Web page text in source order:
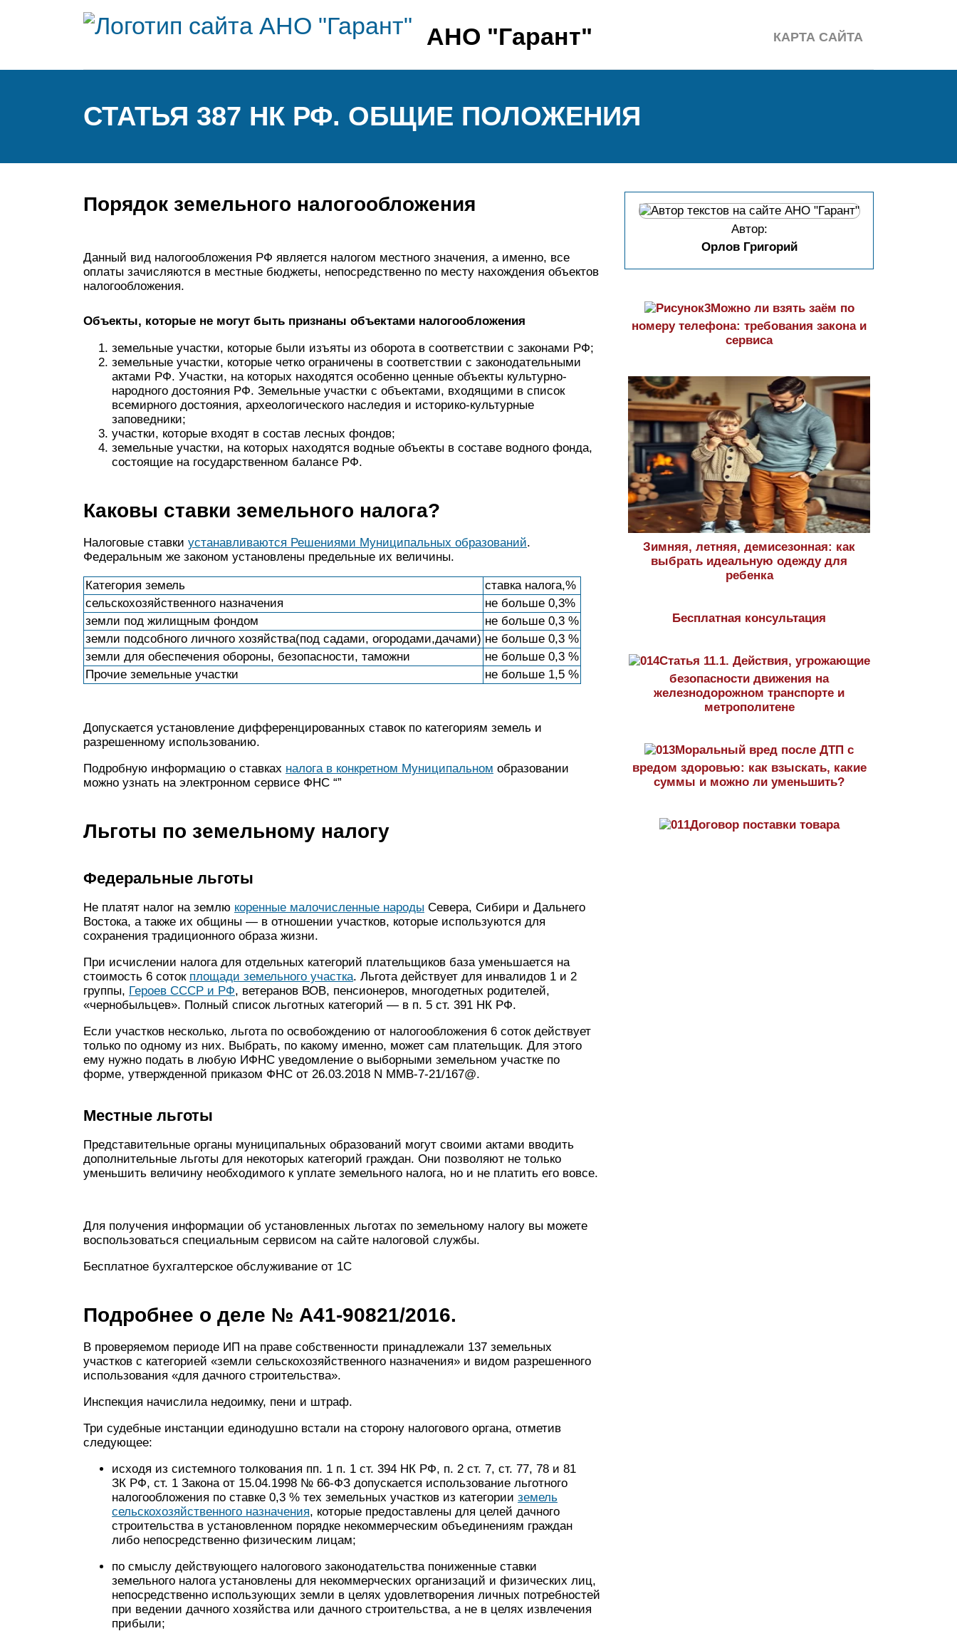
АНО "Гарант" КАРТА САЙТА
СТАТЬЯ 387 НК РФ. ОБЩИЕ ПОЛОЖЕНИЯ
Порядок земельного налогообложения
Данный вид налогообложения РФ является налогом местного значения, а именно, все
оплаты зачисляются в местные бюджеты, непосредственно по месту нахождения объектов
налогообложения.
Объекты, которые не могут быть признаны объектами налогообложения
земельные участки, которые были изъяты из оборота в соответствии с законами РФ;
земельные участки, которые четко ограничены в соответствии с законодательными
актами РФ. Участки, на которых находятся особенно ценные объекты культурно-
народного достояния РФ. Земельные участки с объектами, входящими в список
всемирного достояния, археологического наследия и историко-культурные
заповедники;
участки, которые входят в состав лесных фондов;
земельные участки, на которых находятся водные объекты в составе водного фонда,
состоящие на государственном балансе РФ.
Каковы ставки земельного налога?
Налоговые ставки устанавливаются Решениями Муниципальных образований.
Федеральным же законом установлены предельные их величины.
Категория земель
ставка налога,%
сельскохозяйственного назначения
не больше 0,3%
земли под жилищным фондом
не больше 0,3 %
земли подсобного личного хозяйства(под садами, огородами,дачами) не больше 0,3 %
земли для обеспечения обороны, безопасности, таможни
не больше 0,3 %
Прочие земельные участки
не больше 1,5 %
Допускается установление дифференцированных ставок по категориям земель и
разрешенному использованию.
Подробную информацию о ставках налога в конкретном Муниципальном образовании
можно узнать на электронном сервисе ФНС “”
Льготы по земельному налогу
Федеральные льготы
Не платят налог на землю коренные малочисленные народы Севера, Сибири и Дальнего
Востока, а также их общины — в отношении участков, которые используются для
сохранения традиционного образа жизни.
При исчислении налога для отдельных категорий плательщиков база уменьшается на
стоимость 6 соток площади земельного участка. Льгота действует для инвалидов 1 и 2
группы, Героев СССР и РФ, ветеранов ВОВ, пенсионеров, многодетных родителей,
«чернобыльцев». Полный список льготных категорий — в п. 5 ст. 391 НК РФ.
Если участков несколько, льгота по освобождению от налогообложения 6 соток действует
только по одному из них. Выбрать, по какому именно, может сам плательщик. Для этого
ему нужно подать в любую ИФНС уведомление о выборными земельном участке по
форме, утвержденной приказом ФНС от 26.03.2018 N ММВ-7-21/167@.
Местные льготы
Представительные органы муниципальных образований могут своими актами вводить
дополнительные льготы для некоторых категорий граждан. Они позволяют не только
уменьшить величину необходимого к уплате земельного налога, но и не платить его вовсе.
Для получения информации об установленных льготах по земельному налогу вы можете
воспользоваться специальным сервисом на сайте налоговой службы.
Бесплатное бухгалтерское обслуживание от 1С
Подробнее о деле № А41-90821/2016.
В проверяемом периоде ИП на праве собственности принадлежали 137 земельных
участков с категорией «земли сельскохозяйственного назначения» и видом разрешенного
использования «для дачного строительства».
Инспекция начислила недоимку, пени и штраф.
Три судебные инстанции единодушно встали на сторону налогового органа, отметив
следующее:
исходя из системного толкования пп. 1 п. 1 ст. 394 НК РФ, п. 2 ст. 7, ст. 77, 78 и 81
ЗК РФ, ст. 1 Закона от 15.04.1998 № 66-ФЗ допускается использование льготного
налогообложения по ставке 0,3 % тех земельных участков из категории земель
сельскохозяйственного назначения, которые предоставлены для целей дачного
строительства в установленном порядке некоммерческим объединениям граждан
либо непосредственно физическим лицам;
по смыслу действующего налогового законодательства пониженные ставки
земельного налога установлены для некоммерческих организаций и физических лиц,
непосредственно использующих земли в целях удовлетворения личных потребностей
при ведении дачного хозяйства или дачного строительства, а не в целях извлечения
прибыли;
Автор:
Орлов Григорий
Можно ли взять заём по
номеру телефона: требования закона и
сервиса
Зимняя, летняя, демисезонная: как
выбрать идеальную одежду для
ребенка
Бесплатная консультация
Статья 11.1. Действия, угрожающие
безопасности движения на
железнодорожном транспорте и
метрополитене
Моральный вред после ДТП с
вредом здоровью: как взыскать, какие
суммы и можно ли уменьшить?
Договор поставки товара